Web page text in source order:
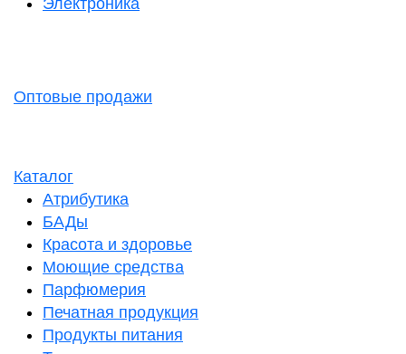
Электроника
Оптовые продажи
Каталог
Атрибутика
БАДы
Красота и здоровье
Моющие средства
Парфюмерия
Печатная продукция
Продукты питания